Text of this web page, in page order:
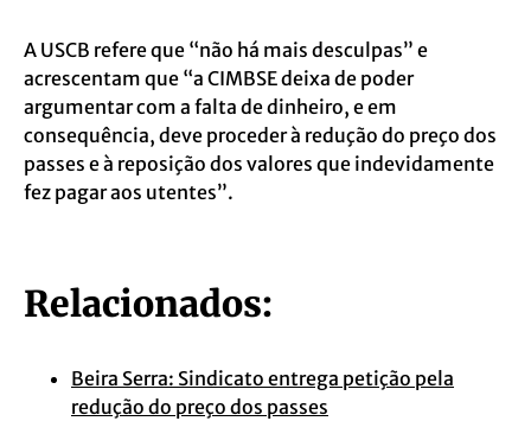
A USCB refere que “não há mais desculpas” e
acrescentam que “a CIMBSE deixa de poder
argumentar com a falta de dinheiro, e em
consequência, deve proceder à redução do preço dos
passes e à reposição dos valores que indevidamente
fez pagar aos utentes”.
Relacionados:
Beira Serra: Sindicato entrega petição pela
redução do preço dos passes